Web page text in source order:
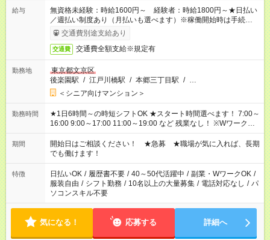
給与
無資格未経験：時給1600円～ 経験者：時給1800円～★日払い
／週払い制度あり（月払いも選べます）※稼働開始時は手続き完
了次第のお支払いとなります。
交通費別途支給あり
交通費 交通費全額支給※規定有
勤務地
東京都文京区
後楽園駅 / 江戸川橋駅 / 本郷三丁目駅 / …
＜シニア向けマンション＞
勤務時間
★1日6時間～の時短シフトOK ★スタート時間選べます！ 7:00～
16:00 9:00～17:00 11:00～19:00 など 残業なし！ ※Wワークの
場合、他のお仕事と合わせ週40時間超の就業はご案内できませ
ん ※法令に基づき、週20時間以上勤務は社会保険への加入対象
となります ※労働者派遣法（日雇い派遣の原則禁止）により、
短時間・短期間の就業はご案内が難しい場合があります
期間
開始日はご相談ください！ ★急募 ★職場が気に入れば、長期
でも働けます！
特徴 日払いOK / 履歴書不要 / 40～50代活躍中 / 副業・WワークOK /
服装自由 / シフト勤務 / 10名以上の大量募集 / 電話対応なし / パ
ソコンスキル不要
気になる！ 応募する 詳細へ